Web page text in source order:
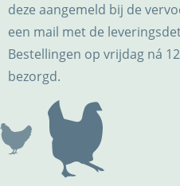
deze aangemeld bij de
een mail met de
Bestellingen op vrijdag ná
bezorgd.